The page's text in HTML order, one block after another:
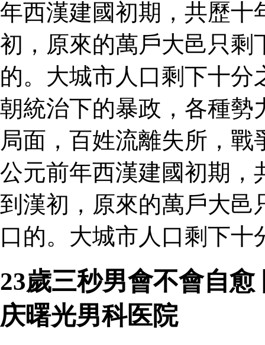
年西漢建國初期，共歷十
初，原來的萬戶大邑只剩
的。大城市人口剩下十
朝統治下的暴政，各種勢
局面，百姓流離失所，
公元前年西漢建國初期，
到漢初，原來的萬戶大邑
口的。大城市人口剩下十
23歲三秒男會不會自
庆曙光男科医院